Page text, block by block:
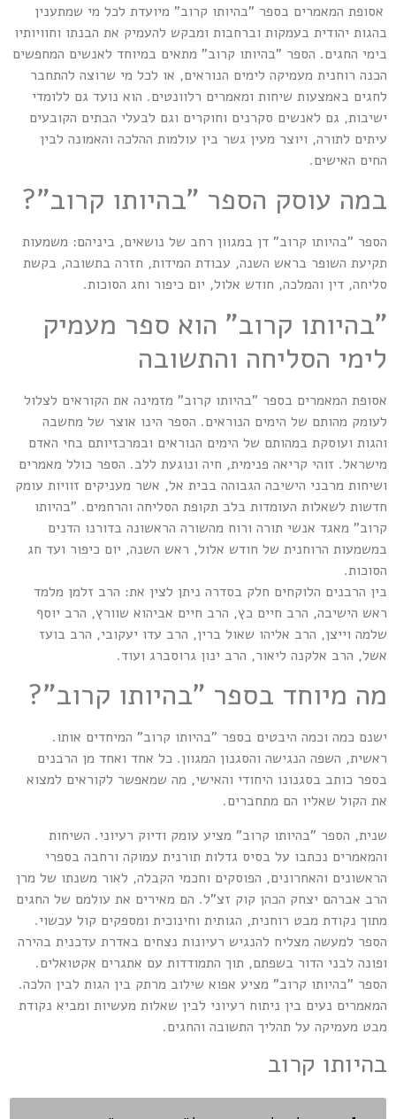
אסופת המאמרים בספר "בהיותו קרוב" מיועדת לכל מי שמתענין
בהגות יהודית בעמקות וברחבות ומבקש להעמיק את הבנתו וחוויותיו
בימי החגים. הספר "בהיותו קרוב" מתאים במיוחד לאנשים המחפשים
הכנה רוחנית מעמיקה לימים הנוראים, או לכל מי שרוצה להתחבר
לחגים באמצעות שיחות ומאמרים רלוונטים. הוא נועד גם ללומדי
ישיבות, גם לאנשים סקרנים וחוקרים וגם לבעלי הבתים הקובעים
עיתים לתורה, ויוצר מעין גשר בין עולמות ההלכה והאמונה לבין
החים האישים.
במה עוסק הספר "בהיותו קרוב"?
הספר "בהיותו קרוב" דן במגוון רחב של נושאים, ביניהם: משמעות
תקיעת השופר בראש השנה, עבודת המידות, חזרה בתשובה, בקשת
סליחה, דין והמלכה, חודש אלול, יום כיפור וחג הסוכות.
"בהיותו קרוב" הוא ספר מעמיק
לימי הסליחה והתשובה
אסופת המאמרים בספר "בהיותו קרוב" מזמינה את הקוראים לצלול
לעומק מהותם של הימים הנוראים. הספר הינו אוצר של מחשבה
והגות ועוסקת במהותם של הימים הנוראים ובמרכזיותם בחי האדם
מישראל. זוהי קריאה פנימית, חיה ונוגעת ללב. הספר כולל מאמרים
ושיחות מרבני הישיבה הגבוהה בבית אל, אשר מעניקים זוויות עומק
חדשות לשאלות העומדות בלב תקופת הסליחה והרחמים. "בהיותו
קרוב" מאגד אנשי תורה ורוח מהשורה הראשונה בדורנו הדנים
במשמעות הרוחנית של חודש אלול, ראש השנה, יום כיפור ועד חג
הסוכות.
בין הרבנים הלוקחים חלק בסדרה ניתן לצין את: הרב זלמן מלמד
ראש הישיבה, הרב חיים כץ, הרב חיים אביהוא שוורץ, הרב יוסף
שלמה וייצן, הרב אליהו שאול ברין, הרב עדו יעקובי, הרב בועז
אשל, הרב אלקנה ליאור, הרב ינון גרוסברג ועוד.
מה מיוחד בספר "בהיותו קרוב"?
ישנם כמה וכמה היבטים בספר "בהיותו קרוב" המיחדים אותו.
ראשית, השפה הנגישה והסגנון המגוון. כל אחד ואחד מן הרבנים
בספר כותב בסגנונו היחודי והאישי, מה שמאפשר לקוראים למצוא
את הקול שאליו הם מתחברים.
שנית, הספר "בהיותו קרוב" מציע עומק ודיוק רעיוני. השיחות
והמאמרים נכתבו על בסיס גדלות תורנית עמוקה ורחבה בספרי
הראשונים והאחרונים, הפוסקים וחכמי הקבלה, לאור משנתו של מרן
הרב אברהם יצחק הכהן קוק זצ"ל. הם מאירים את עולמם של החגים
מתוך נקודת מבט רוחנית, הגותית וחינוכית ומספקים קול עכשוי.
הספר למעשה מצליח להנגיש רעיונות נצחים באדרת עדכנית בהירה
ופונה לבני הדור בשפתם, תוך התמודדות עם אתגרים אקטואלים.
הספר "בהיותו קרוב" מציע אפוא שילוב מרתק בין הגות לבין הלכה.
המאמרים נעים בין ניתוח רעיוני לבין שאלות מעשיות ומביא נקודת
מבט מעמיקה על תהליך התשובה והחגים.
בהיותו קרוב